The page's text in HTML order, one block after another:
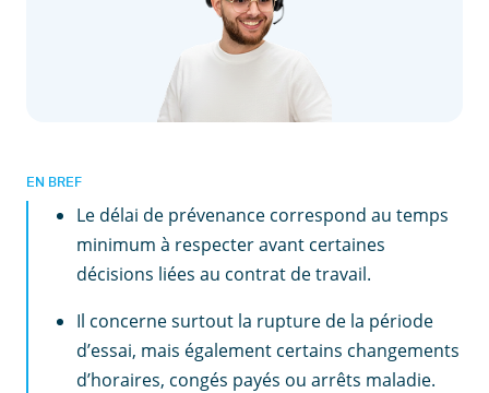
EN BREF
Le délai de prévenance correspond au temps
minimum à respecter avant certaines
décisions liées au contrat de travail.
Il concerne surtout la rupture de la période
d’essai, mais également certains changements
d’horaires, congés payés ou arrêts maladie.